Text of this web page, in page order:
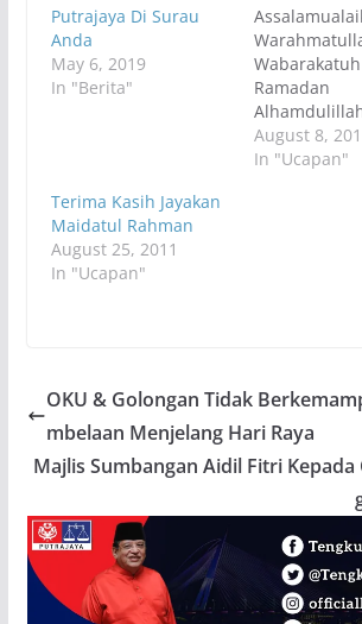
Putrajaya Di Surau
Anda
May 6, 2019
In "Berita"
Ramadan
kesibukan
seharian, kita
setinggi-
kasih atas
penghargaan
Putrajaya
penduduk
yang
sambutan
program
puasa
August 8,
In "Ucapan"
Terima Kasih Jayakan
Maidatul Rahman
August 25, 2011
In "Ucapan"
OKU & Golongan Tidak
mbelaan Menjelang Hari Raya
Majlis Sumbangan Aidil Fitri Kepada